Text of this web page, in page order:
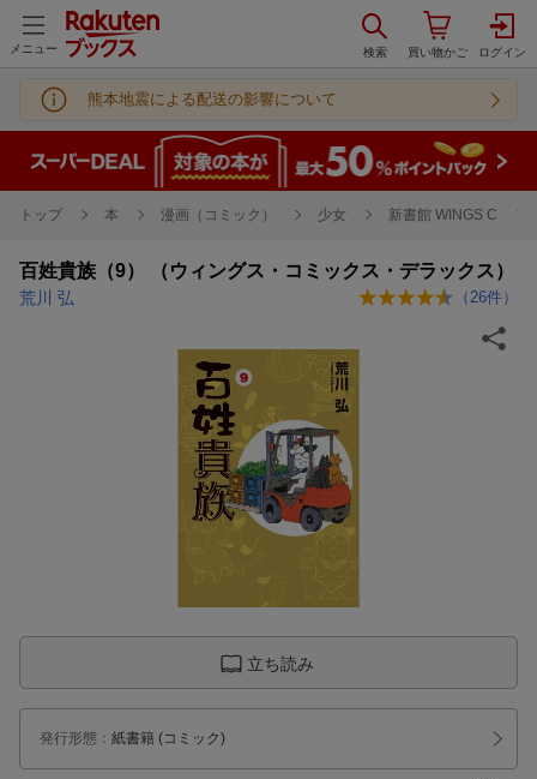
メニュー
熊本地震による配送の影響について
トップ 本 漫画（コミック） 少女 新書館 WINGS C
百姓貴族（9） （ウィングス・コミックス・デラックス）
荒川 弘 （ 26件）
立ち読み
発行形態 ： 紙書籍 (コミック)